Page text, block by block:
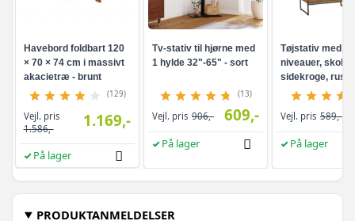
PRODUKTANMELDELSER
Havebord foldbart 120
× 70 × 74 cm i massivt
akacietræ - brunt
(129)
Vejl. pris
1.586,-
1.169,-
På lager
Tv-stativ til hjørne med
1 hylde 32"-65" - sort
(13)
Vejl. pris 906,- 609,-
På lager
Tøjstativ med
niveauer,
sidekroge,
brun/sort
Vejl. pris 589,-
På lager